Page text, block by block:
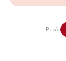
Bakåt